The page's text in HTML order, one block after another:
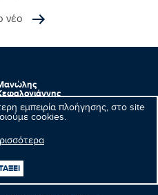
εμπειρία πλοήγησης, στο site
cookies.
νέο